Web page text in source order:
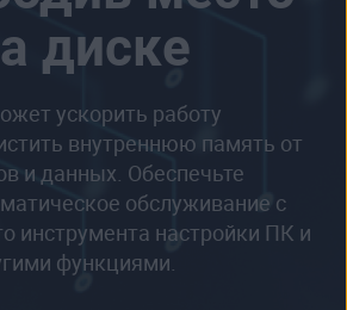
диске
ускорить работу
внутреннюю память от
и данных. Обеспечьте
обслуживание с
инструмента настройки ПК и
функциями.